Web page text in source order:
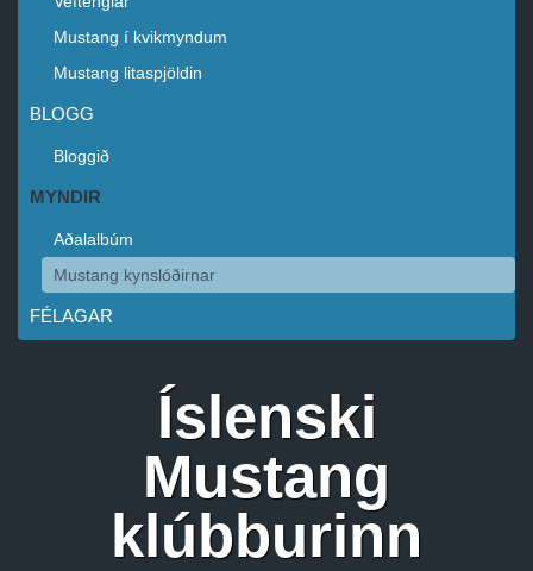
Mustang í kvikmyndum
Mustang litaspjöldin
BLOGG
Bloggið
MYNDIR
Aðalalbúm
Mustang kynslóðirnar
FÉLAGAR
Íslenski
Mustang
klúbburinn